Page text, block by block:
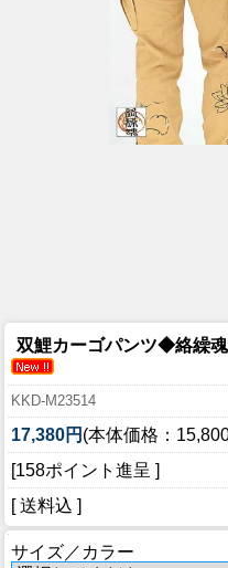
双鯉カーゴパンツ◆絡繰魂
KKD-M23514
17,380円 (本体価格：
[158ポイント進呈 ]
[ 送料込 ]
サイズ／カラー